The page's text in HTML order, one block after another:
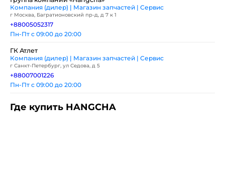
Компания (дилер) | Магазин запчастей | Сервис
г Москва, Багратионовский пр-д, д 7 к 1
+88005052317
Пн-Пт с 09:00 до 20:00
ГК Атлет
Компания (дилер) | Магазин запчастей | Сервис
г Санкт-Петербург, ул Седова, д 5
+88007001226
Пн-Пт с 09:00 до 20:00
Где купить HANGCHA